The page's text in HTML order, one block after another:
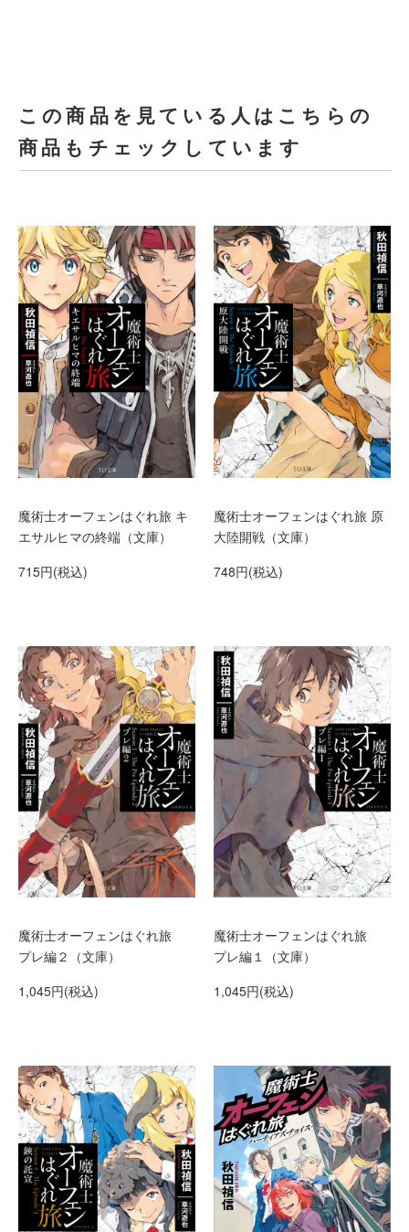
この商品を見ている人はこちらの
商品もチェックしています
魔術士オーフェンはぐれ旅 キ
エサルヒマの終端（文庫）
715円(税込)
魔術士オーフェンはぐれ旅 原
大陸開戦（文庫）
748円(税込)
魔術士オーフェンはぐれ旅
プレ編２（文庫）
1,045円(税込)
魔術士オーフェンはぐれ旅
プレ編１（文庫）
1,045円(税込)